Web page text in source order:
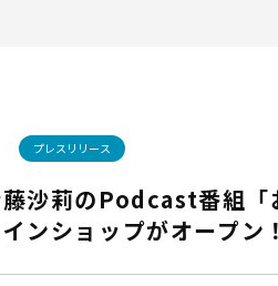
プレスリリース
沙莉のPodcast番組「
ンショップがオープン